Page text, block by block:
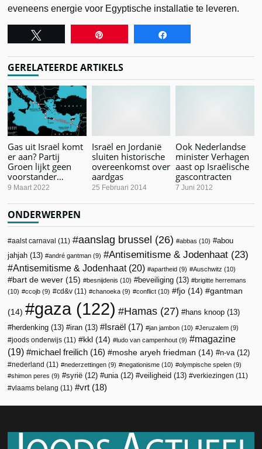
eveneens energie voor Egyptische installatie te leveren.
GERELATEERDE ARTIKELS
Gas uit Israël komt
er aan? Partij
Groen lijkt geen
voorstander…
9 Maart 2022
Israël en Jordanië
sluiten historische
overeenkomst over
aardgas
25 Februari 2014
Ook Nederlandse
minister Verhagen
aast op Israëlische
gascontracten
7 Juni 2012
ONDERWERPEN
aalst carnaval (11) aanslag brussel (26) abbas (10)
abou
jahjah (13) andré gantman (9) Antisemitisme & Jodenhaat (23)
Antisemitisme & Jodenhaat(20) apartheid (9) Auschwitz (10)
bart de wever (15) besnijdenis (10) beveiliging (13)
brigitte herremans
(10)
ccojb (9) cd&v (11) chanoeka (9) conflict (10) fjo (14) gantman
(14) gaza(122) Hamas (27) hans knoop (13)
herdenking (13) iran (13) Israël (17) jan jambon (10) Jeruzalem (9)
joods onderwijs (11) kkl (14) ludo van campenhout (9)
magazine
(19)
michael freilich (16) moshe aryeh friedman (14) n-va (12)
nederland (11) nederzettingen (9) negationisme (10) olympische spelen (9)
shimon peres (9) syrië (12) unia (12) veiligheid (13) verkiezingen (11)
vlaams belang (11) vrt (18)